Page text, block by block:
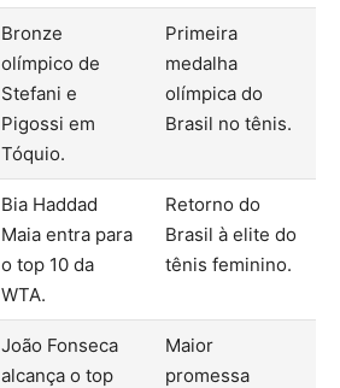
Bronze
olímpico de
Stefani e
Pigossi em
Tóquio.
Primeira
medalha
olímpica do
Brasil no tênis.
Bia Haddad
Maia entra para
o top 10 da
WTA.
Retorno do
Brasil à elite do
tênis feminino.
João Fonseca
alcança o top
Maior
promessa